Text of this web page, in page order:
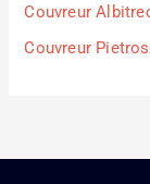
Couvreur
Couvreur